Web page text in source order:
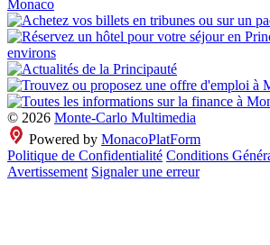
© 2026 Monte-Carlo Multimedia
Powered by MonacoPlatForm
Politique de Confidentialité Conditions
Avertissement Signaler une erreur